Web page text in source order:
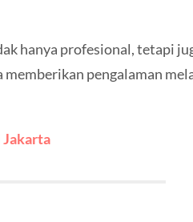
hanya profesional, tetapi
pengalaman
Jakarta